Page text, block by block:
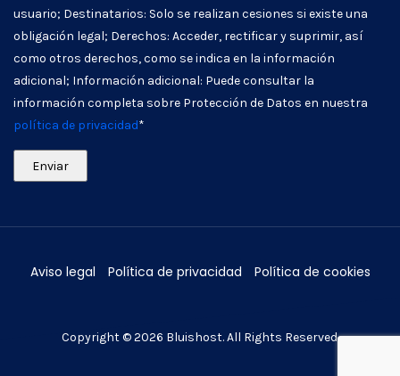
usuario; Destinatarios: Solo se realizan cesiones si existe una
obligación legal; Derechos: Acceder, rectificar y suprimir, así
como otros derechos, como se indica en la información
adicional; Información adicional: Puede consultar la
información completa sobre Protección de Datos en nuestra
política de privacidad*
Copyright © 2026 Bluishost. All Rights Reserved.
Aviso legal Política de privacidad Política de cookies